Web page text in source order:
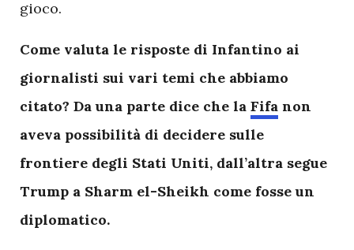
gioco.
Come valuta le risposte di Infantino ai
giornalisti sui vari temi che abbiamo
citato? Da una parte dice che la Fifa non
aveva possibilità di decidere sulle
frontiere degli Stati Uniti, dall’altra segue
Trump a Sharm el-Sheikh come fosse un
diplomatico.